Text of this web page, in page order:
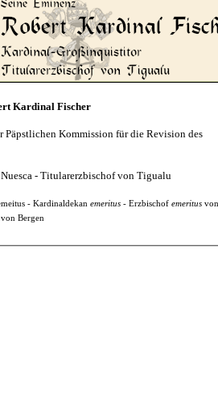
Kardinal Fischer
Päpstlichen Kommission für die Revision des
- Titularerzbischof von Tigualu
- Kardinaldekan emeritus - Erzbischof emeritus
von Bergen